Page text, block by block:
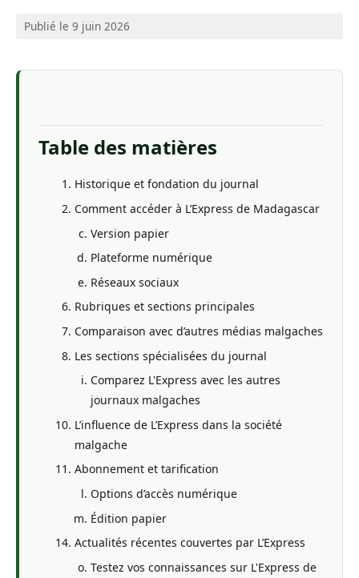
Publié le 9 juin 2026
Table des matières
Historique et fondation du journal
Comment accéder à L’Express de Madagascar
Version papier
Plateforme numérique
Réseaux sociaux
Rubriques et sections principales
Comparaison avec d’autres médias malgaches
Les sections spécialisées du journal
Comparez L'Express avec les autres
journaux malgaches
L’influence de L’Express dans la société
malgache
Abonnement et tarification
Options d’accès numérique
Édition papier
Actualités récentes couvertes par L’Express
Testez vos connaissances sur L'Express de